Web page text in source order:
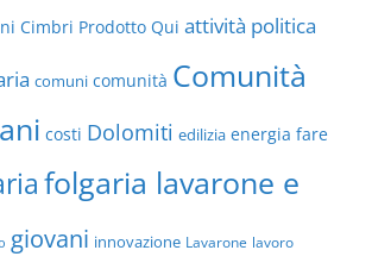
Cimbri Prodotto Qui attività politica
comuni comunità Comunità
costi Dolomiti edilizia energia fare
folgaria lavarone e
giovani innovazione Lavarone lavoro